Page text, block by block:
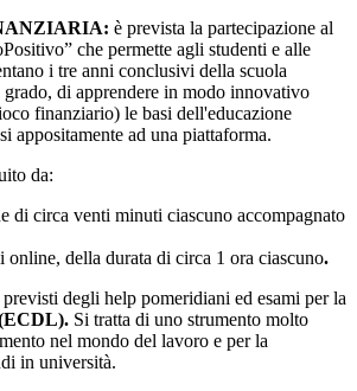
è prevista la partecipazione al
che permette agli studenti e alle
i tre anni conclusivi della scuola
grado, di apprendere in modo innovativo
finanziario) le basi dell'educazione
appositamente ad una piattaforma.
da:
di circa venti minuti ciascuno accompagnato
online, della durata di circa 1 ora ciascuno.
previsti degli help pomeridiani ed esami per la
Si tratta di uno strumento molto
nel mondo del lavoro e per la
in università.